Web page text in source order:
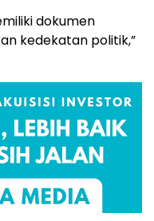
dokumen
kedekatan politik,”